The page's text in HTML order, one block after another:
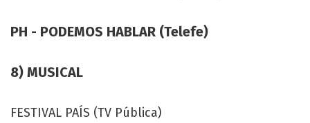
PH - PODEMOS HABLAR (Telefe)
8) MUSICAL
FESTIVAL PAÍS (TV Pública)